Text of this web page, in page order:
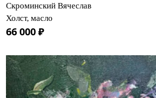
Скроминский Вячеслав
Холст, масло
66 000 ₽